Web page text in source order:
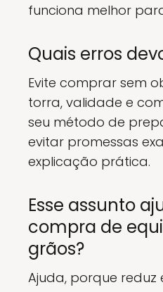
funciona melhor
Quais erros
Evite comprar sem
torra, validade e
seu método de
evitar promessas
explicação prática.
Esse assunto
compra de
grãos?
Ajuda, porque reduz